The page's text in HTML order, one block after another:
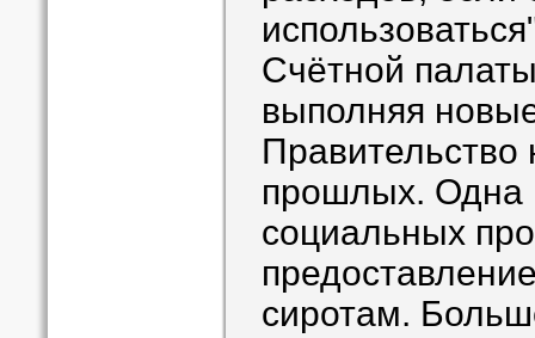
Счётной
выполняя
прошлых. Одна
социальных
сиротам.